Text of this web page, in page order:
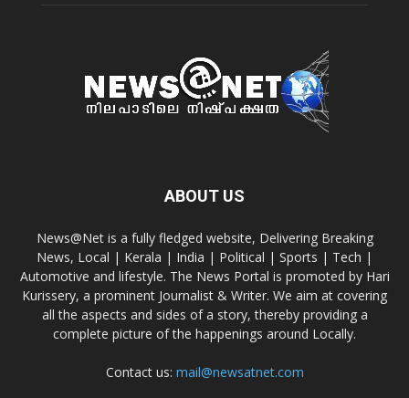
ABOUT US
News@Net is a fully fledged website, Delivering Breaking
News, Local | Kerala | India | Political | Sports | Tech |
Automotive and lifestyle. The News Portal is promoted by Hari
Kurissery, a prominent Journalist & Writer. We aim at covering
all the aspects and sides of a story, thereby providing a
complete picture of the happenings around Locally.
Contact us: mail@newsatnet.com